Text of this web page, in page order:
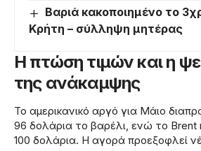
Βαριά κακοποιημένο το
Κρήτη – σύλληψη μητέρας
Η πτώση τιμών και η
της ανάκαμψης
Το αμερικανικό αργό για Μάιο
96 δολάρια το βαρέλι, ενώ το Brent
100 δολάρια. Η αγορά προεξοφλεί